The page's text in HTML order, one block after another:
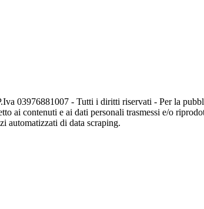
03976881007 - Tutti i diritti riservati - Per la
ai contenuti e ai dati personali trasmessi e/o
automatizzati di data scraping.